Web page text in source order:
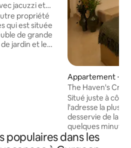
jacuzzi et
propriété
qui est située
de grande
jardin et le
d'un
tables basses
Appartement ⋅
The Haven's
d'hôtes @ Golf
Situé juste à côté
l'adresse la plus
desservie de la
quelques
restaurants,
vie nocturne.
populaires dans les